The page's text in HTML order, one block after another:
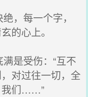
，每一个字，
的心上。
是受伤：“互不
对过往一切，全
我们……”